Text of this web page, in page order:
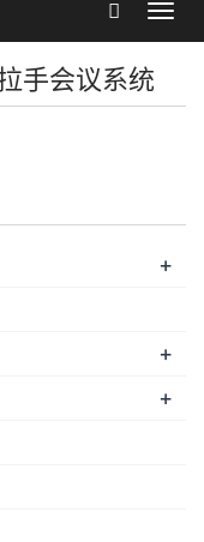
手会议系统
+
+
+